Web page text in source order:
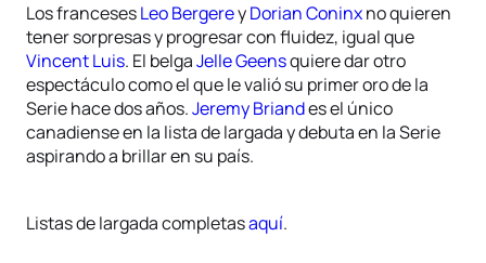
Los francesesLeo BergereyDorian Coninxno quieren
tener sorpresas y progresar con fluidez, igual que
Vincent Luis. El belgaJelle Geensquiere dar otro
espectáculo como el que le valió su primer oro de la
Serie hace dos años.Jeremy Briandes el único
canadiense en la lista de largada y debuta en la Serie
aspirando a brillar en su país.
Listas de largada completasaquí.